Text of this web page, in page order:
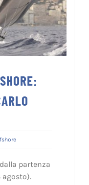
partenza
agosto).